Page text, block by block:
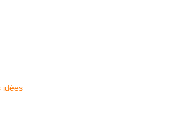
idées